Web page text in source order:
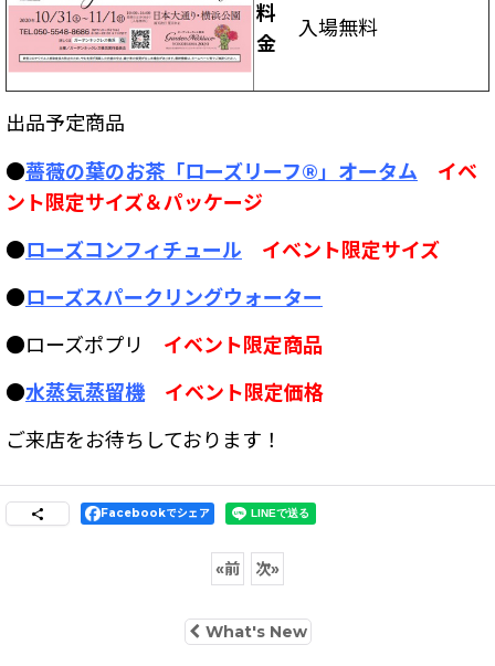
料
金
入場無料
出品予定商品
●薔薇の葉のお茶「ローズリーフ®」オータム
イベ
ント限定サイズ＆パッケージ
●ローズコンフィチュール
イベント限定サイズ
●ローズスパークリングウォーター
●ローズポプリ イベント限定商品
●水蒸気蒸留機
イベント限定価格
ご来店をお待ちしております！
Facebookでシェア
«前 次»
What's New